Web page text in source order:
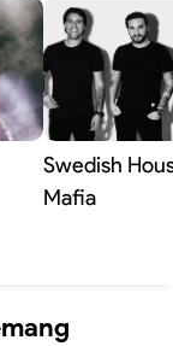
Swedish
Mafia